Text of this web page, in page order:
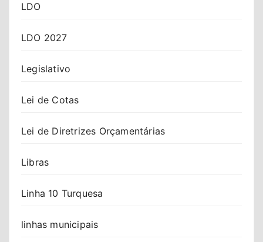
LDO
LDO 2027
Legislativo
Lei de Cotas
Lei de Diretrizes Orçamentárias
Libras
Linha 10 Turquesa
linhas municipais